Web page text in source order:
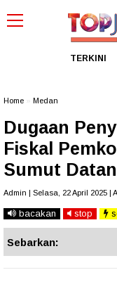
TERKINI
Home Medan
Dugaan
Fiskal
Sumut
Admin | Selasa, 22 April 2025 |
bacakan stop
Sebarkan: